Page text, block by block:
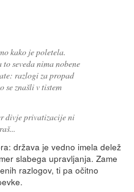
kako je poletela.
to seveda nima nobene
razlogi za propad
se znašli v tistem
divje privatizacije ni
država je vedno imela delež
slabega upravljanja. Zame
razlogov, ti pa očitno